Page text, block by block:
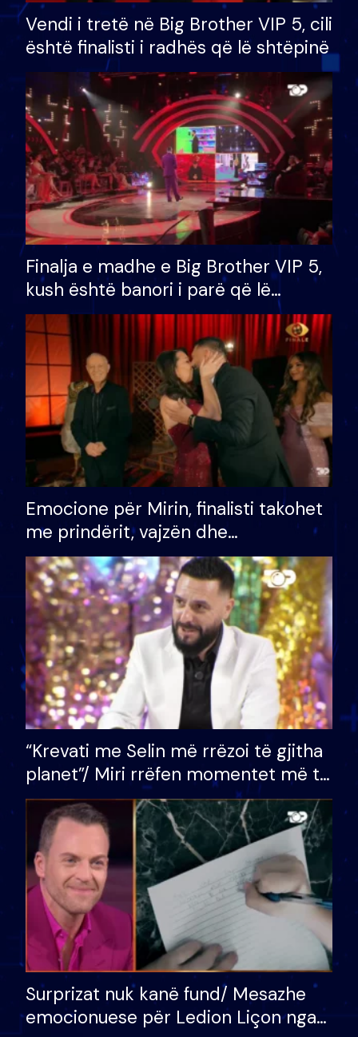
Vendi i tretë në Big Brother VIP 5, cili
është finalisti i radhës që lë shtëpinë
Finalja e madhe e Big Brother VIP 5,
kush është banori i parë që lë
shtëpinë dhe humb mundësinë për
të fituar çmimin e madh
Emocione për Mirin, finalisti takohet
me prindërit, vajzën dhe
bashkëshorten: S’kemi ndonjë letër
divorci apo jo?
“Krevati me Selin më rrëzoi të gjitha
planet”/ Miri rrëfen momentet më të
bukura në shtëpinë e BB VIP: Do më
mungojë zilja e mëngjesit kur…
Surprizat nuk kanë fund/ Mesazhe
emocionuese për Ledion Liçon nga